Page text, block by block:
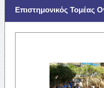
Επιστημονικός Τομέας